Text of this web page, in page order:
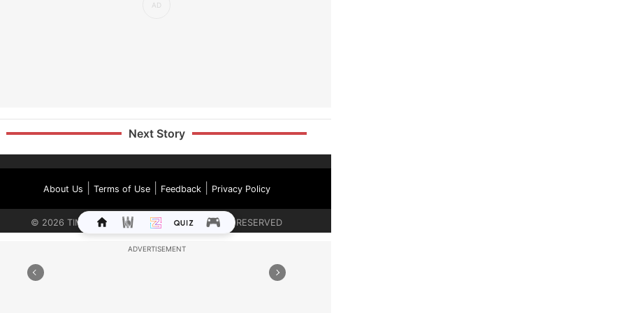
Next Story
About Us Terms of Use| Feedback| Privacy Policy
© 2026 TIMES INTERNET LIMITED. ALL RIGHTS RESERVED